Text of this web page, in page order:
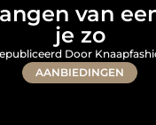
van
je zo
AANBIEDINGEN
Door